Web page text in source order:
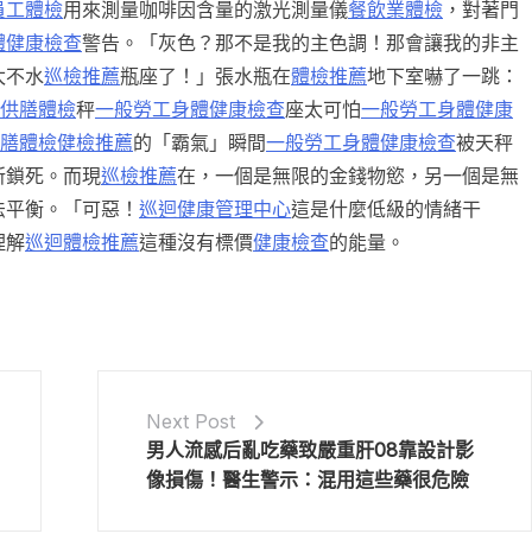
工體檢用來測量咖啡因含量的激光測量儀餐飲業體檢 ，對著門
健康檢查警告。「灰色？那不是我的主色調！那會讓我的非主
不水巡檢推薦瓶座了！」張水瓶在體檢推薦地下室嚇了一跳：
膳體檢秤一般勞工身體健康檢查座太可怕一般勞工身體健康
體檢健檢推薦的「霸氣」瞬間一般勞工身體健康檢查被天秤
鎖死。而現巡檢推薦在，一個是無限的金錢物慾，另一個是無
衡。「可惡！ 巡迴健康管理中心這是什麼低級的情緒干
解巡迴體檢推薦這種沒有標價健康檢查的能量。
Next Post
男人流感后亂吃藥致嚴重肝08靠設計影
像損傷！醫生警示：混用這些藥很危險